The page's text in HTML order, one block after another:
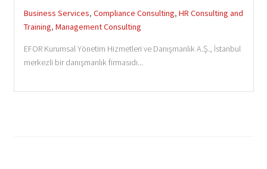
Business Services, Compliance Consulting, HR Consulting and
Training, Management Consulting
EFOR Kurumsal Yönetim Hizmetleri ve Danışmanlık A.Ş., İstanbul
merkezli bir danışmanlık firmasıdı...